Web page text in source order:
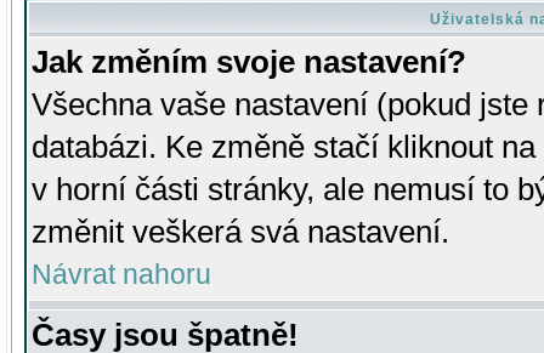
Uživatelská
Jak změním svoje nastavení?
Všechna vaše nastavení (pokud
databázi. Ke změně stačí kliknout
v horní části stránky, ale nemusí to
změnit veškerá svá nastavení.
Návrat nahoru
Časy jsou špatně!